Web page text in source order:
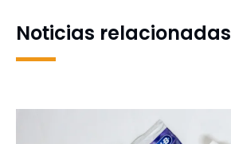
Noticias relacionadas